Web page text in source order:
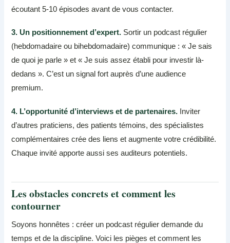
écoutant 5-10 épisodes avant de vous contacter.
3. Un positionnement d’expert. Sortir un podcast régulier
(hebdomadaire ou bihebdomadaire) communique : « Je sais
de quoi je parle » et « Je suis assez établi pour investir là-
dedans ». C’est un signal fort auprès d’une audience
premium.
4. L’opportunité d’interviews et de partenaires. Inviter
d’autres praticiens, des patients témoins, des spécialistes
complémentaires crée des liens et augmente votre crédibilité.
Chaque invité apporte aussi ses auditeurs potentiels.
Les obstacles concrets et comment les
contourner
Soyons honnêtes : créer un podcast régulier demande du
temps et de la discipline. Voici les pièges et comment les